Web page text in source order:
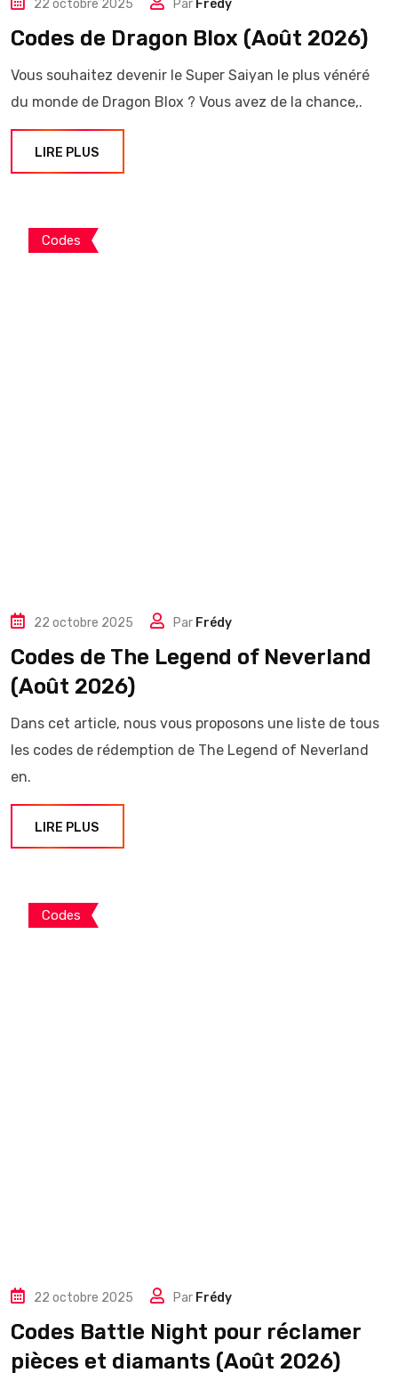
22 octobre 2025 Par Frédy
Codes de Dragon Blox (Août 2026)
Vous souhaitez devenir le Super Saiyan le plus vénéré
du monde de Dragon Blox ? Vous avez de la chance,.
LIRE PLUS
Codes
22 octobre 2025 Par Frédy
Codes de The Legend of Neverland
(Août 2026)
Dans cet article, nous vous proposons une liste de tous
les codes de rédemption de The Legend of Neverland
en.
LIRE PLUS
Codes
22 octobre 2025 Par Frédy
Codes Battle Night pour réclamer
pièces et diamants (Août 2026)